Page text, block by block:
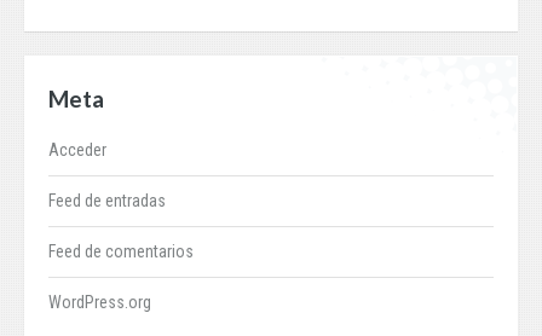
Meta
Acceder
Feed de entradas
Feed de comentarios
WordPress.org